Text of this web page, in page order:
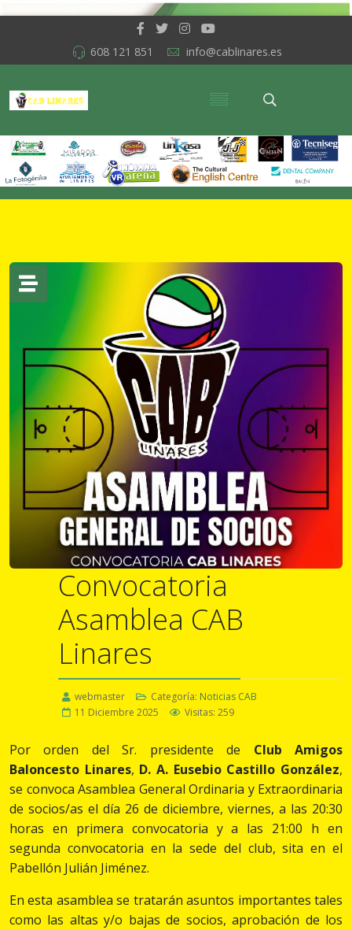
608 121 851 info@cablinares.es
Convocatoria
Asamblea CAB
Linares
webmaster Categoría: Noticias CAB
11 Diciembre 2025
Visitas: 259
Por orden del Sr. presidente de Club Amigos
Baloncesto Linares, D. A. Eusebio Castillo González,
se convoca Asamblea General Ordinaria y Extraordinaria
de socios/as el día 26 de diciembre, viernes, a las 20:30
horas en primera convocatoria y a las 21:00 h en
segunda convocatoria en la sede del club, sita en el
Pabellón Julián Jiménez.
En esta asamblea se tratarán asuntos importantes tales
como las altas y/o bajas de socios, aprobación de los